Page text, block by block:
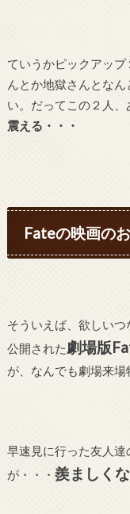
ていうかピックアッ
んとか地獄さんとな
い。だってこの２人、
震える・・・
Fateの映画の
そういえば、欲しい
公開された劇場版
が、なんでも劇場来場
早速見に行った友人
が・・・ 羨ましく